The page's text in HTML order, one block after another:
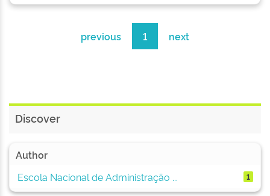
previous 1 next
Discover
Author
Escola Nacional de Administração ...
1